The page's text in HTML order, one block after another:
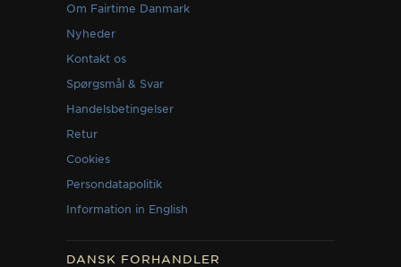
Om Fairtime Danmark
Nyheder
Kontakt os
Spørgsmål & Svar
Handelsbetingelser
Retur
Cookies
Persondatapolitik
Information in English
DANSK FORHANDLER